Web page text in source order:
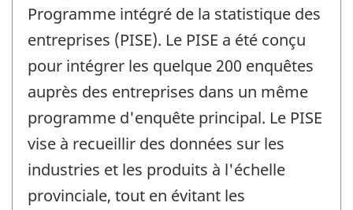
Programme intégré de la statistique des
entreprises (PISE). Le PISE a été conçu
pour intégrer les quelque 200 enquêtes
auprès des entreprises dans un même
programme d'enquête principal. Le PISE
vise à recueillir des données sur les
industries et les produits à l'échelle
provinciale, tout en évitant les